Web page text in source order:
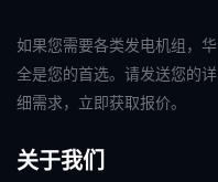
如果您需要各类发电机组，华
全是您的首选。请发送您的详
细需求，立即获取报价。
关于我们